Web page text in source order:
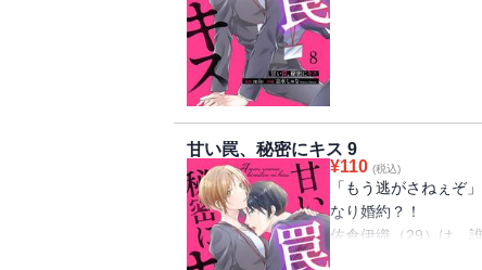
女にモテまくる。過
社内溺愛ラブストーリ
甘い罠、秘密にキス 9
¥110 (税込)
「もう逃がさねぇぞ
なり婚約？！
佐倉伊織（29）は、
女にモテまくる。過